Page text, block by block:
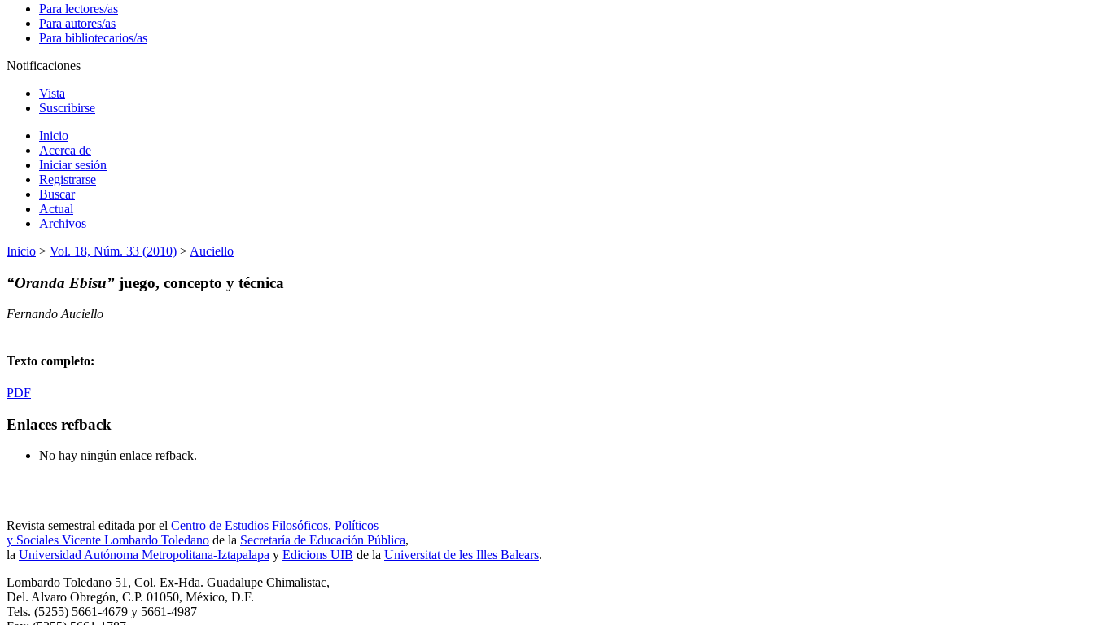
Para lectores/as
Para autores/as
Para bibliotecarios/as
Notificaciones
Vista
Suscribirse
Inicio
Acerca de
Iniciar sesión
Registrarse
Buscar
Actual
Archivos
Inicio > Vol. 18, Núm. 33 (2010) > Auciello
“Oranda Ebisu” juego, concepto y técnica
Fernando Auciello
Texto completo:
PDF
Enlaces refback
No hay ningún enlace refback.
Revista semestral editada por el Centro de Estudios Filosóficos, Políticos
y Sociales Vicente Lombardo Toledano de la Secretaría de Educación Pública,
la Universidad Autónoma Metropolitana-Iztapalapa y Edicions UIB de la Universitat de les Illes Balears.
Lombardo Toledano 51, Col. Ex-Hda. Guadalupe Chimalistac,
Del. Alvaro Obregón, C.P. 01050, México, D.F.
Tels. (5255) 5661-4679 y 5661-4987